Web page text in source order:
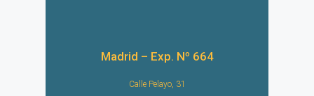
Madrid – Exp. Nº 664
Calle Pelayo, 31